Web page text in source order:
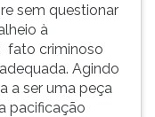
sem questionar
à
fato criminoso
Agindo
a ser uma peça
pacificação